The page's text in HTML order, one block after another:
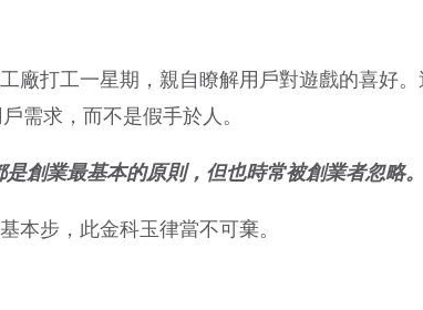
廠打工一星期，親自瞭解用戶對遊戲的喜好
需求，而不是假手於人。
創業最基本的原則，但也時常被創業者忽略。
本步，此金科玉律當不可棄。